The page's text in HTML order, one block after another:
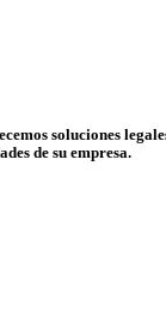
soluciones
de su empresa.